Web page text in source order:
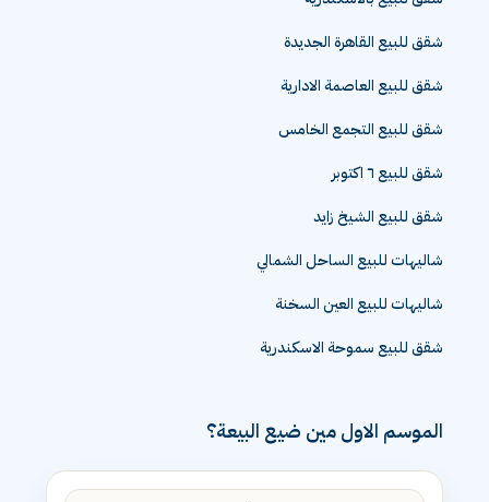
شقق للبيع بالاسكندرية
شقق للبيع القاهرة الجديدة
شقق للبيع العاصمة الادارية
شقق للبيع التجمع الخامس
شقق للبيع ٦ اكتوبر
شقق للبيع الشيخ زايد
شاليهات للبيع الساحل الشمالي
شاليهات للبيع العين السخنة
شقق للبيع سموحة الاسكندرية
الموسم الاول مين ضيع البيعة؟